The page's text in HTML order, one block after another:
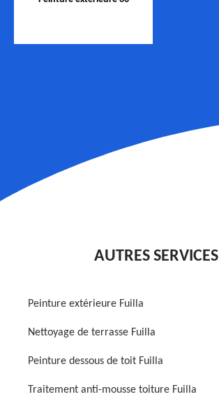
AUTRES SERVICES
Peinture extérieure Fuilla
Nettoyage de terrasse Fuilla
Peinture dessous de toit Fuilla
Traitement anti-mousse toiture Fuilla